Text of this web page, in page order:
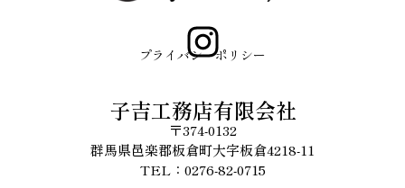
プライバシーポリシー
子吉工務店有限会社
〒374-0132
群馬県邑楽郡板倉町大字板倉4218-11
TEL：0276-82-0715